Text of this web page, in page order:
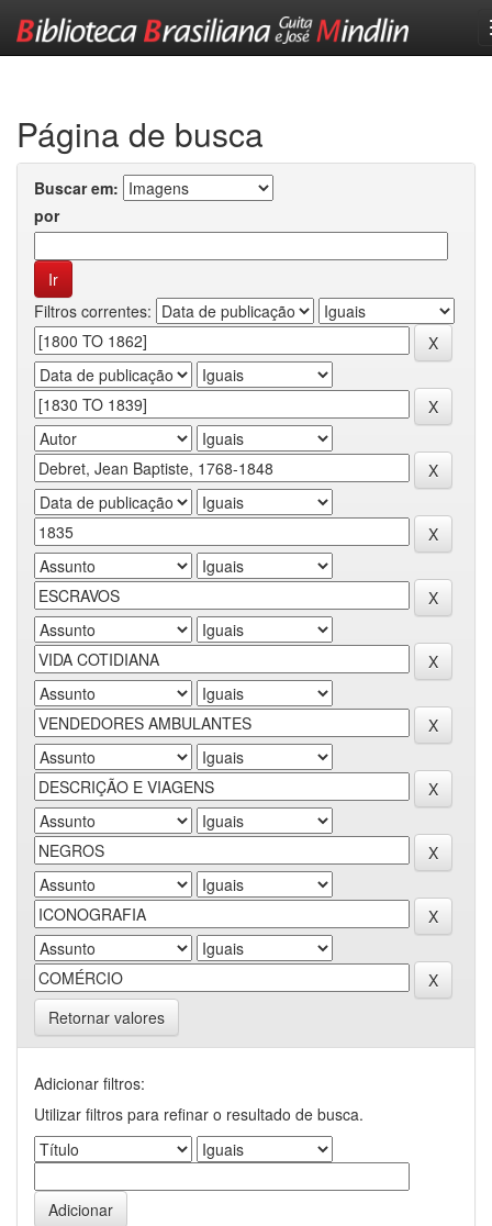
Página de busca
Buscar em:
por
Filtros correntes:
Retornar valores
Adicionar filtros:
Utilizar filtros para refinar o resultado de busca.